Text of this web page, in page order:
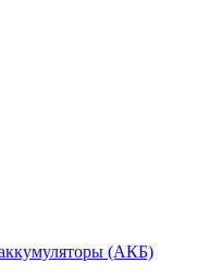
(АКБ)